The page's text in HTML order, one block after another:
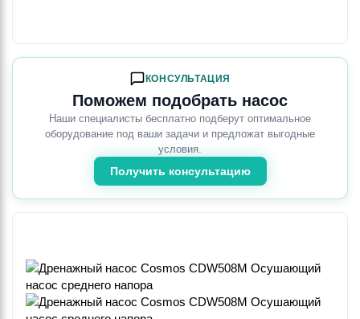
КОНСУЛЬТАЦИЯ
Поможем подобрать насос
Наши специалисты бесплатно подберут оптимальное
оборудование под ваши задачи и предложат выгодные
условия.
Получить консультацию